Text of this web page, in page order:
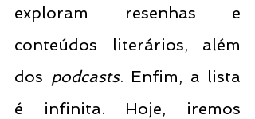
exploram resenhas e
conteúdos literários, além
dos podcasts. Enfim, a lista
é infinita. Hoje, iremos